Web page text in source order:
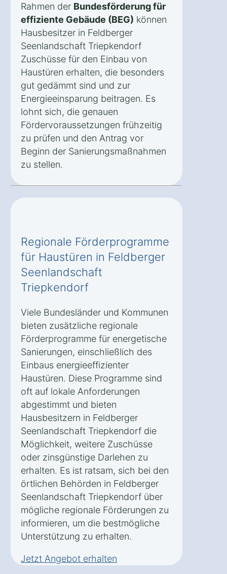
Rahmen der Bundesförderung für
effiziente Gebäude (BEG) können
Hausbesitzer in Feldberger
Seenlandschaft Triepkendorf
Zuschüsse für den Einbau von
Haustüren erhalten, die besonders
gut gedämmt sind und zur
Energieeinsparung beitragen. Es
lohnt sich, die genauen
Fördervoraussetzungen frühzeitig
zu prüfen und den Antrag vor
Beginn der Sanierungsmaßnahmen
zu stellen.
Regionale Förderprogramme
für Haustüren in Feldberger
Seenlandschaft
Triepkendorf
Viele Bundesländer und Kommunen
bieten zusätzliche regionale
Förderprogramme für energetische
Sanierungen, einschließlich des
Einbaus energieeffizienter
Haustüren. Diese Programme sind
oft auf lokale Anforderungen
abgestimmt und bieten
Hausbesitzern in Feldberger
Seenlandschaft Triepkendorf die
Möglichkeit, weitere Zuschüsse
oder zinsgünstige Darlehen zu
erhalten. Es ist ratsam, sich bei den
örtlichen Behörden in Feldberger
Seenlandschaft Triepkendorf über
mögliche regionale Förderungen zu
informieren, um die bestmögliche
Unterstützung zu erhalten.
Jetzt Angebot erhalten